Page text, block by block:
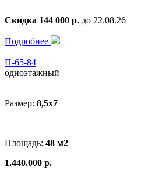
Скидка 144 000 р. до 22.08.26
Подробнее
П-65-84
одноэтажный
Размер: 8,5x7
Площадь: 48 м2
1.440.000 р.